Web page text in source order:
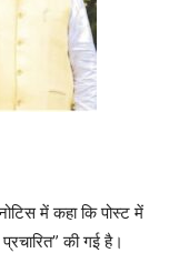
में कहा कि पोस्ट में
की गई है।